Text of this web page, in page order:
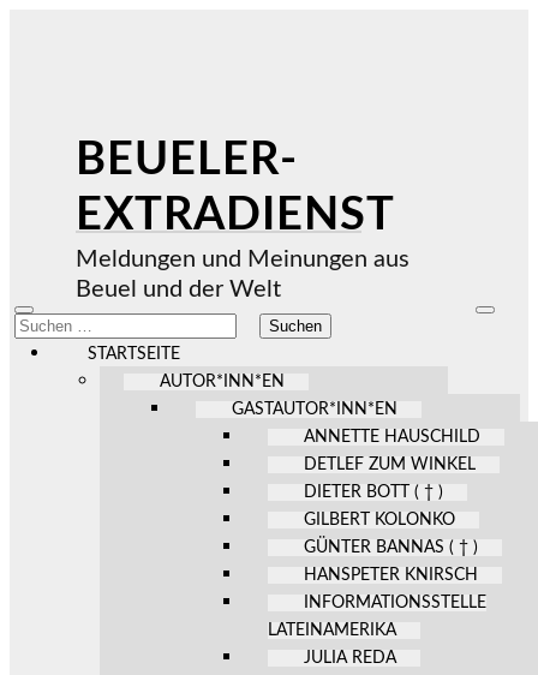
BEUELER-
EXTRADIENST
Meldungen und Meinungen aus
Beuel und der Welt
Mobile-
Menü
ein-/ausblenden
Suchen
nach:
STARTSEITE
AUTOR*INN*EN
GASTAUTOR*INN*EN
ANNETTE HAUSCHILD
DETLEF ZUM WINKEL
DIETER BOTT ( † )
GILBERT KOLONKO
GÜNTER BANNAS ( † )
HANSPETER KNIRSCH
INFORMATIONSSTELLE
LATEINAMERIKA
JULIA REDA